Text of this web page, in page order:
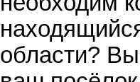
области?